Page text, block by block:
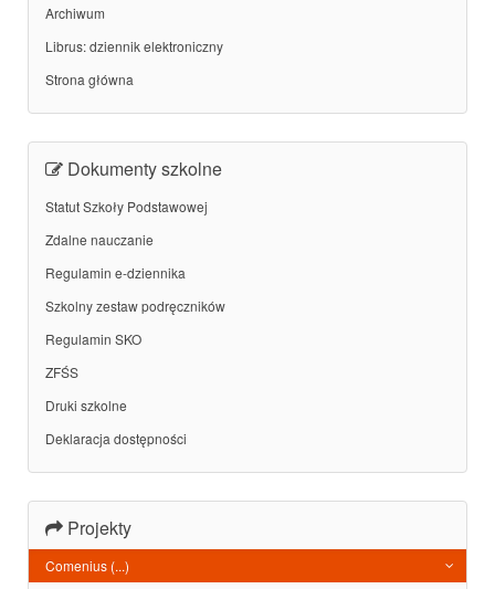
Archiwum
Librus: dziennik elektroniczny
Strona główna
Dokumenty szkolne
Statut Szkoły Podstawowej
Zdalne nauczanie
Regulamin e-dziennika
Szkolny zestaw podręczników
Regulamin SKO
ZFŚS
Druki szkolne
Deklaracja dostępności
Projekty
Comenius (...)